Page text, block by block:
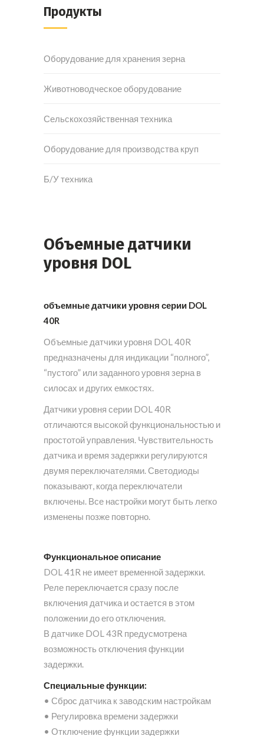
Продукты
Оборудование для хранения зерна
Животноводческое оборудование
Сельскохозяйственная техника
Оборудование для производства круп
Б/У техника
Объемные датчики
уровня DOL
объемные датчики уровня серии DOL
40R
Объемные датчики уровня DOL 40R
предназначены для индикации “полного”,
“пустого” или заданного уровня зерна в
силосах и других емкостях.
Датчики уровня серии DOL 40R
отличаются высокой функциональностью и
простотой управления. Чувствительность
датчика и время задержки регулируются
двумя переключателями. Светодиоды
показывают, когда переключатели
включены. Все настройки могут быть легко
изменены позже повторно.
Функциональное описание
DOL 41R не имеет временной задержки.
Реле переключается сразу после
включения датчика и остается в этом
положении до его отключения.
В датчике DOL 43R предусмотрена
возможность отключения функции
задержки.
Специальные функции:
• Сброс датчика к заводским настройкам
• Регулировка времени задержки
• Отключение функции задержки